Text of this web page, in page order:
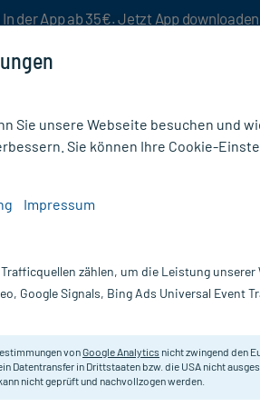
der App ab 35€. Jetzt App downloaden
Versand* ab 19€ Mindestbestellwert!
Sagrotan
Optimal geeignet für
Sie unsere Webseite besuchen und
Sie können Ihre Cookie-
Impressum
zählen, um die Leistung unserer
Google Signals, Bing Ads Universal Event
vonGoogle Analytics nicht zwingend den
Datentransfer in Drittstaaten bzw. die USA nicht
nicht geprüft und nachvollzogen werden.